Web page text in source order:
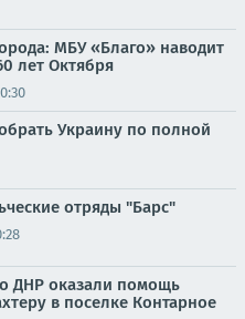
МБУ «Благо» наводит
лет Октября
Украину по полной
отряды "Барс"
ДНР оказали помощь
в поселке Контарное